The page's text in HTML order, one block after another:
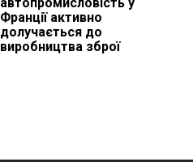
Франції активно
долучається до
виробництва зброї